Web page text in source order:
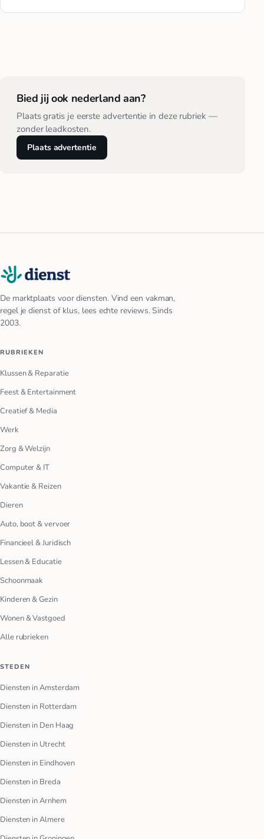
Bied jij ook nederland aan?
Plaats gratis je eerste advertentie in deze rubriek —
zonder leadkosten.
Plaats advertentie
De marktplaats voor diensten. Vind een vakman,
regel je dienst of klus, lees echte reviews. Sinds
2003.
RUBRIEKEN
Klussen & Reparatie
Feest & Entertainment
Creatief & Media
Werk
Zorg & Welzijn
Computer & IT
Vakantie & Reizen
Dieren
Auto, boot & vervoer
Financieel & Juridisch
Lessen & Educatie
Schoonmaak
Kinderen & Gezin
Wonen & Vastgoed
Alle rubrieken
STEDEN
Diensten in Amsterdam
Diensten in Rotterdam
Diensten in Den Haag
Diensten in Utrecht
Diensten in Eindhoven
Diensten in Breda
Diensten in Arnhem
Diensten in Almere